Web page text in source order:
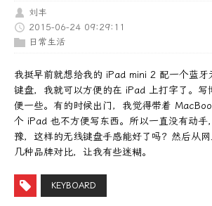
刘丰
2015-06-24 09:29:11
日常生活
我挺早前就想给我的 iPad mini 2 配一个蓝牙
键盘，我就可以方便的在 iPad 上打字了。写
便一些。有的时候出门，我觉得带着
个 iPad 也不方便写东西。所以一直没有动手
豫，这样的无线键盘手感能好了吗？然后从网
几种品牌对比，让我有些迷糊。
KEYBOARD